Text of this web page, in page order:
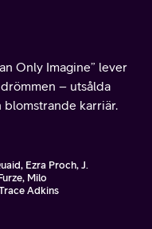
Only Imagine” lever
– utsålda
blomstrande karriär.
Ezra Proch, J.
Milo
Adkins